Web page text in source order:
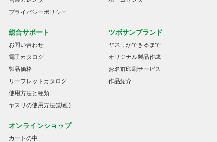
プライバシーポリシー
総合サポート
お問い合わせ
電子カタログ
製品価格
リーフレットカタログ
使用方法と種類
ヤスリの使用方法(動画)
ツボサンブランド
ヤスリができるまで
オリジナル製品作成
お名前印刷サービス
作品紹介
オンラインショップ
カートの中